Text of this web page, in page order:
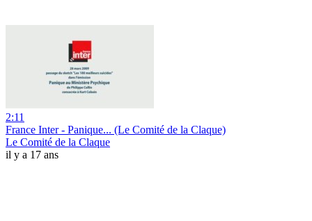
2:11
France Inter - Panique... (Le Comité de la Claque)
Le Comité de la Claque
il y a 17 ans